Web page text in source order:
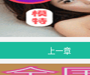
上一章